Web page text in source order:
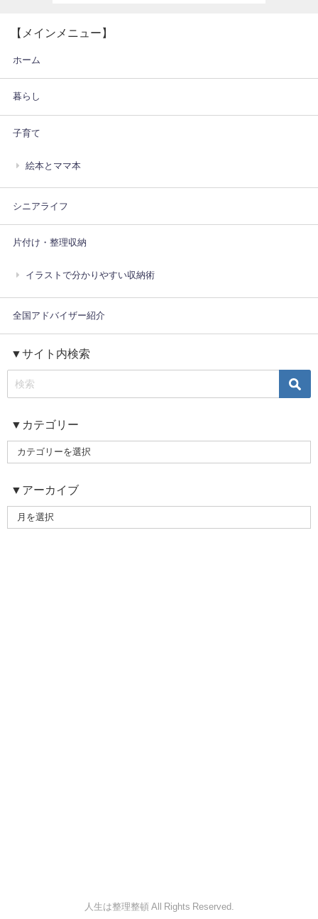
【メインメニュー】
ホーム
暮らし
子育て
絵本とママ本
シニアライフ
片付け・整理収納
イラストで分かりやすい収納術
全国アドバイザー紹介
▼サイト内検索
▼カテゴリー
▼アーカイブ
人生は整理整頓 All Rights Reserved.